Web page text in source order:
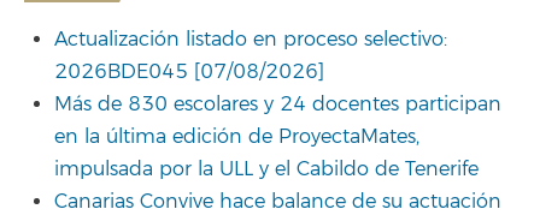
Actualización listado en proceso selectivo:
2026BDE045 [07/08/2026]
Más de 830 escolares y 24 docentes participan
en la última edición de ProyectaMates,
impulsada por la ULL y el Cabildo de Tenerife
Canarias Convive hace balance de su actuación